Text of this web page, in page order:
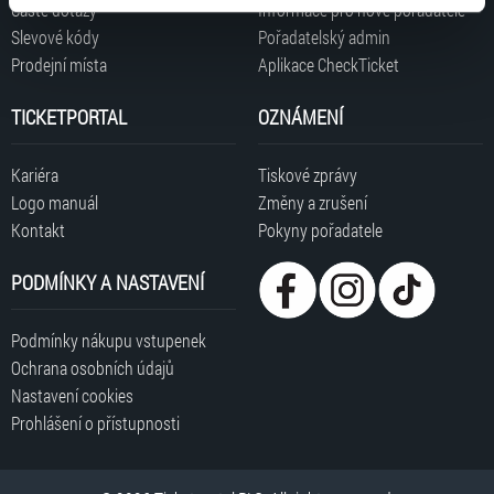
typy cookies používáme, naleznete níže. Možnosti
zpracování upravíte zaškrtnutím příslušné varianty. Svoji
volbu můžete kdykoliv změnit v zápatí stránky v záložce
Časté dotazy
Slevové kódy
Prodejní místa
Informace pro nové pořadatele
Pořadatelský admin
Aplikace CheckTicket
TICKETPORTAL
Kariéra
Logo manuál
Kontakt
OZNÁMENÍ
Tiskové zprávy
Změny a zrušení
Pokyny pořadatele
PODMÍNKY A NASTAVENÍ
Podmínky nákupu vstupenek
Ochrana osobních údajů
Nastavení cookies
Prohlášení o přístupnosti